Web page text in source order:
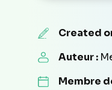
Created
Auteur :
Membre